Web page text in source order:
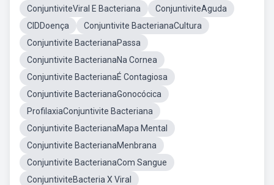
ConjuntiviteViral E Bacteriana
ConjuntiviteAguda
CIDDoença
Conjuntivite BacterianaCultura
Conjuntivite BacterianaPassa
Conjuntivite BacterianaNa Cornea
Conjuntivite BacterianaÉ Contagiosa
Conjuntivite BacterianaGonocócica
ProfilaxiaConjuntivite Bacteriana
Conjuntivite BacterianaMapa Mental
Conjuntivite BacterianaMenbrana
Conjuntivite BacterianaCom Sangue
ConjuntiviteBacteria X Viral